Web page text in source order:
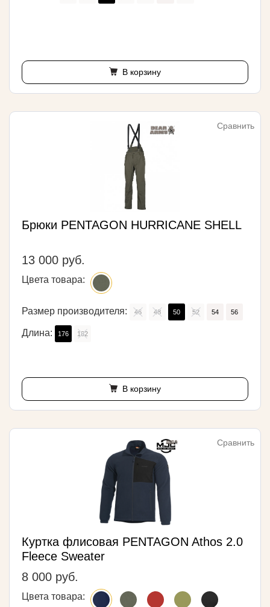
В корзину
Сравнить
Брюки PENTAGON HURRICANE SHELL
13 000 руб.
Цвета товара:
Размер производителя: 46 48 50 52 54 56
Длина: 176 182
В корзину
Сравнить
Куртка флисовая PENTAGON Athos 2.0
Fleece Sweater
8 000 руб.
Цвета товара: